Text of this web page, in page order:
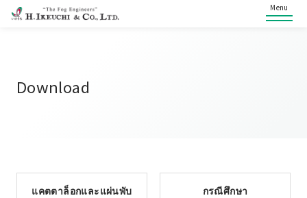
Menu
Download
แคตตาล็อกและแผ่นพับ กรณีศึกษา